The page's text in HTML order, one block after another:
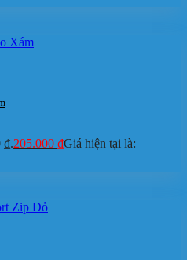
₫.205.000 ₫Giá hiện tại là: